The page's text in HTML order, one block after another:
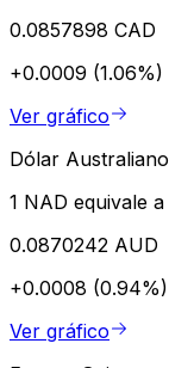
0.0857898 CAD
+0.0009 (1.06%)
Ver gráfico
Dólar Australiano
1 NAD equivale a
0.0870242 AUD
+0.0008 (0.94%)
Ver gráfico